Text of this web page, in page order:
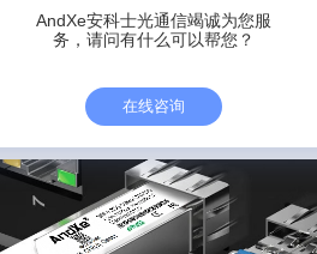
异的性能及更长的使用寿命。
AndXe安科士光通信竭诚为您服
务，请问有什么可以帮您？
在线咨询